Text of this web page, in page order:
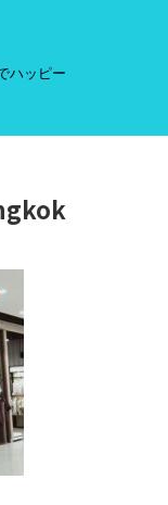
ハッピー